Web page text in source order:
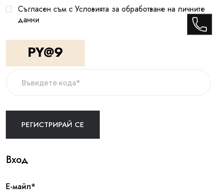
Съгласен съм с Условията за обработване на личните
данни
PY@9
Вход
Е-майл*